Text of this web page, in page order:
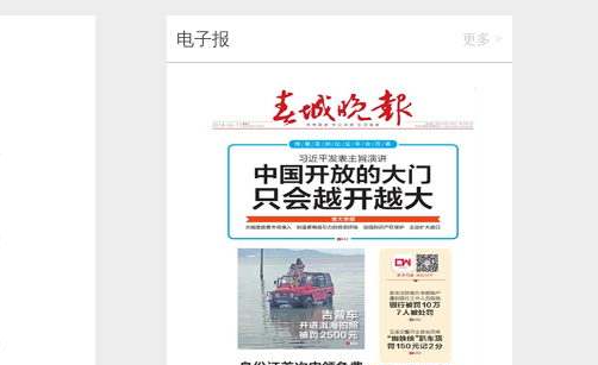
电子报 更多 >
迪庆州1名干部被开除党籍和公职
2026-05-29 18:23:20
【云新发布】紧扣四大发展定位，楚雄州全
力谱写“十五五”发展新篇章
2026-05-29 18:19:01
野生菌能360度看了，昆明植物研究所上线两
2026-05-29 18:19:18